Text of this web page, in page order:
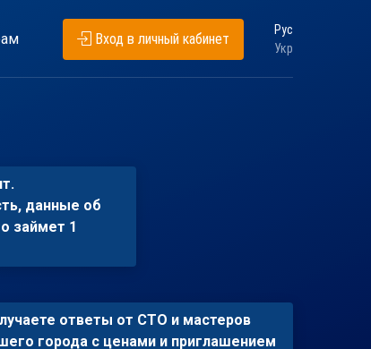
Вход в личный кабинет
Рус
Укр
данные об
займет 1
ответы от СТО и мастеров
города с ценами и приглашением